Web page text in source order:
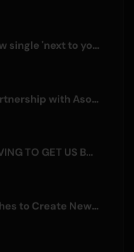
Sagiri Sol releases new single 'next to your love' after hiatus
Kizuna AI Deepens Partnership with Asobisystem Ahead of 10th Anniversary World Tour
EMNW Premieres 'LOVING TO GET US BY' Music Video on August 7
Synxro Project Launches to Create New IP from Fictional Anime Openings